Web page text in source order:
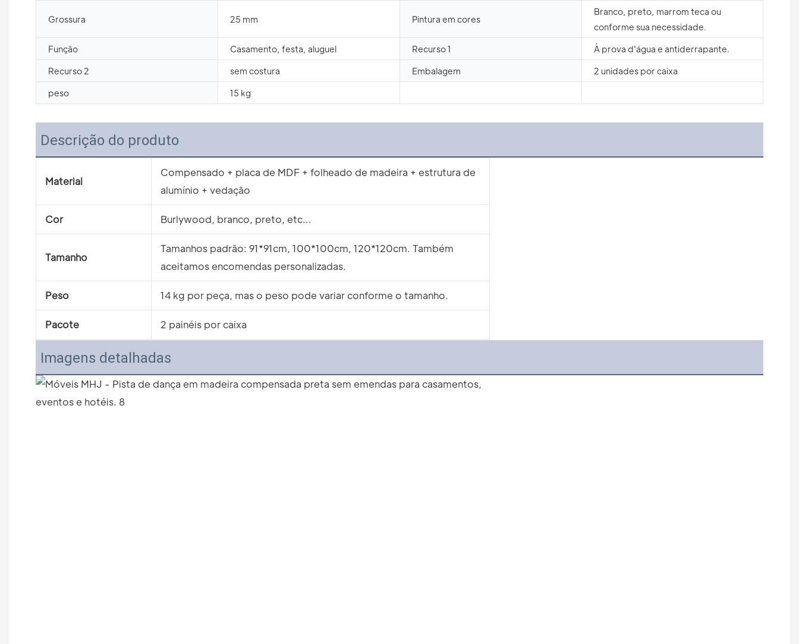
Grossura 25 mm Pintura em cores
Branco, preto, marrom teca ou
conforme sua necessidade.
Função Casamento, festa, aluguel Recurso 1 À prova d'água e antiderrapante.
Recurso 2 sem costura Embalagem 2 unidades por caixa
peso 15 kg
Descrição do produto
Material
Compensado + placa de MDF + folheado de madeira + estrutura de
alumínio + vedação
Cor Burlywood, branco, preto, etc...
Tamanho
Tamanhos padrão: 91*91cm, 100*100cm, 120*120cm. Também
aceitamos encomendas personalizadas.
Peso 14 kg por peça, mas o peso pode variar conforme o tamanho.
Pacote 2 painéis por caixa
Imagens detalhadas